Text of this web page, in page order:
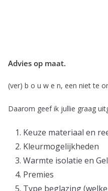
Advies op maat.
(ver) b o u w e n, een niet te
Daarom geef ik jullie graag
Keuze materiaal en
Kleurmogelijkheden
Warmte isolatie en
Premies
Type beglazing